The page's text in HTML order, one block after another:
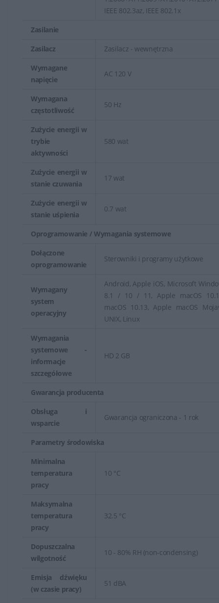
IEEE 802.3az, IEEE 802.1x
Zasilanie
Zasilacz Zasilacz - wewnętrzna
Wymagane
napięcie
AC 120 V
Wymagana
częstotliwość
50 Hz
Zużycie energii w
trybie
aktywności
580 wat
Zużycie energii w
stanie czuwania
17 wat
Zużycie energii w
stanie uśpienia
0.7 wat
Oprogramowanie / Wymagania systemowe
Dołączone
oprogramowanie
Sterowniki i programy użytkowe
Wymagany
system
operacyjny
Android, Apple iOS, Microsoft
8.1 / 10 / 11, Apple macOS
macOS 10.13, Apple macOS
UNIX, Linux
Wymagania
systemowe -
informacje
szczegółowe
HD 2 GB
Gwarancja producenta
Obsługa i
wsparcie
Gwarancja ograniczona - 1 rok
Parametry środowiska
Minimalna
temperatura
pracy
10 °C
Maksymalna
temperatura
pracy
32.5 °C
Dopuszczalna
wilgotność
10 - 80% RH (non-condensing)
Emisja dźwięku
(w czasie pracy)
51 dBA